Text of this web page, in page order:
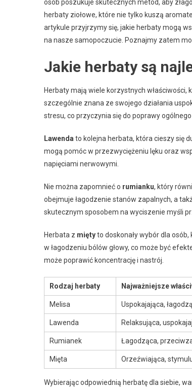
osób poszukuje skutecznych metod, aby
herbaty ziołowe, które nie tylko kuszą
artykule przyjrzymy się, jakie herbaty mogą
na nasze samopoczucie. Poznajmy zatem
Jakie herbaty są
Herbaty mają wiele korzystnych właściwości,
szczególnie znana ze swojego działania
stresu, co przyczynia się do poprawy
Lawenda to kolejna herbata, która cieszy się
mogą pomóc w przezwyciężeniu lęku oraz
napięciami nerwowymi.
Nie można zapomnieć o rumianku, który
obejmuje łagodzenie stanów zapalnych, a
skutecznym sposobem na wyciszenie myśli
Herbata z miętyto doskonały wybór dla
w łagodzeniu bólów głowy, co może być
może poprawić koncentrację i nastrój.
Rodzaj herbaty Najważniejsze
Melisa Uspokajająca,
Lawenda Relaksująca,
Rumianek Łagodząca,
Mięta Orzeźwiająca,
Wybierając odpowiednią herbatę dla siebie,